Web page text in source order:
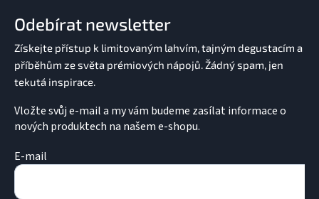
Odebírat newsletter
Vložte svůj e-mail a my vám budeme zasílat informace o
nových produktech na našem e-shopu.
E-mail